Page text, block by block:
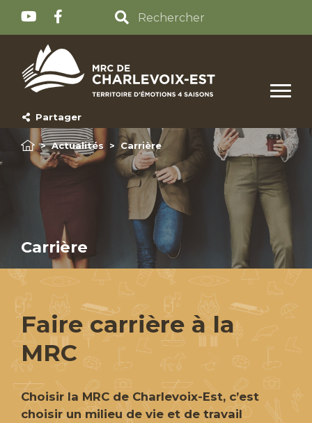
Partager
> Actualités > Carrière
Carrière
Faire carrière à la
MRC
Choisir la MRC de Charlevoix-Est, c’est
choisir un milieu de vie et de travail